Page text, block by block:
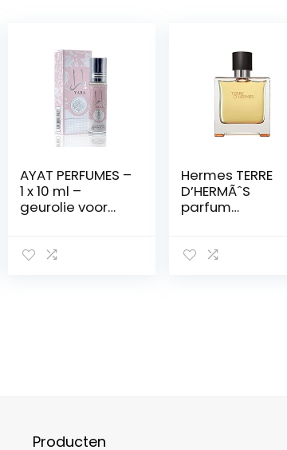
AYAT PERFUMES –
1 x 10 ml –
geurolie voor
langdurig en
Hermes TERRE
D’HERMÃˆS
parfum
Producten